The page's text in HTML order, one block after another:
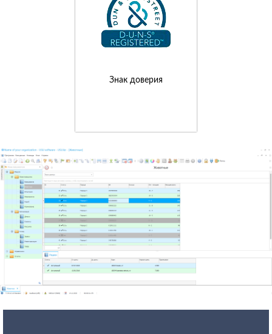
Знак доверия